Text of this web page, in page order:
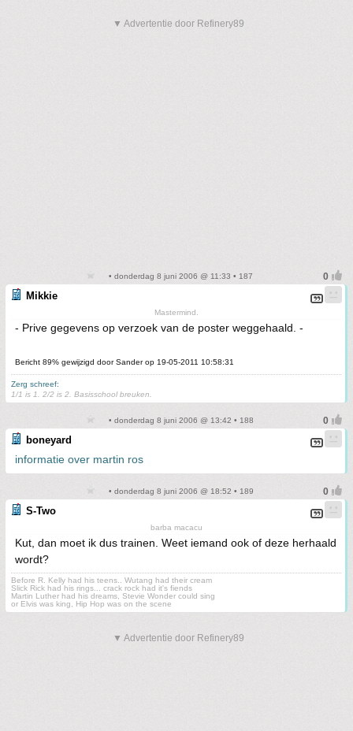
▼ Advertentie door Refinery89
• donderdag 8 juni 2006 @ 11:33 • 187
Mikkie
Mastermind.
- Prive gegevens op verzoek van de poster weggehaald. -
Bericht 89% gewijzigd door Sander op 19-05-2011 10:58:31
Zerg schreef:
1/1 is 1. 2/2 is 2. Basisschool breuken.
• donderdag 8 juni 2006 @ 13:42 • 188
boneyard
informatie over martin ros
• donderdag 8 juni 2006 @ 18:52 • 189
S-Two
barba macacu
Kut, dan moet ik dus trainen. Weet iemand ook of deze herhaald
wordt?
Before R. Kelly had his teens.. Wutang had their cream
Slick Rick had his rings... crack rock had it's fiends
Martin Luther had his dreams, Stevie Wonder could sing
or Elvis was king, Hip Hop was on the scene
▼ Advertentie door Refinery89